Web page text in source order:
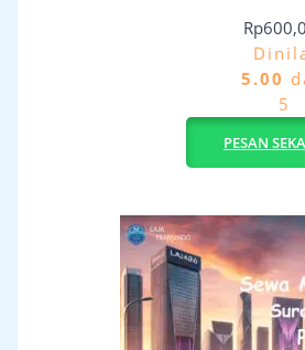
Rp
5.00
5
PESAN